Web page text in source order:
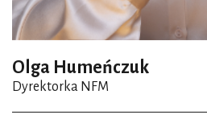
Nad Morze Śródziemne
w wykonaniu koncertowym.
Purcella. Dostrzegamy w ich
Czy łączy je coś jeszcze?
Olga Humeńczuk
Dyrektorka NFM